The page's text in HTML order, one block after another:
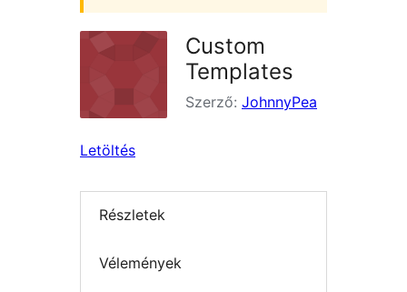
Custom
Templates
Szerző: JohnnyPea
Letöltés
Részletek
Vélemények